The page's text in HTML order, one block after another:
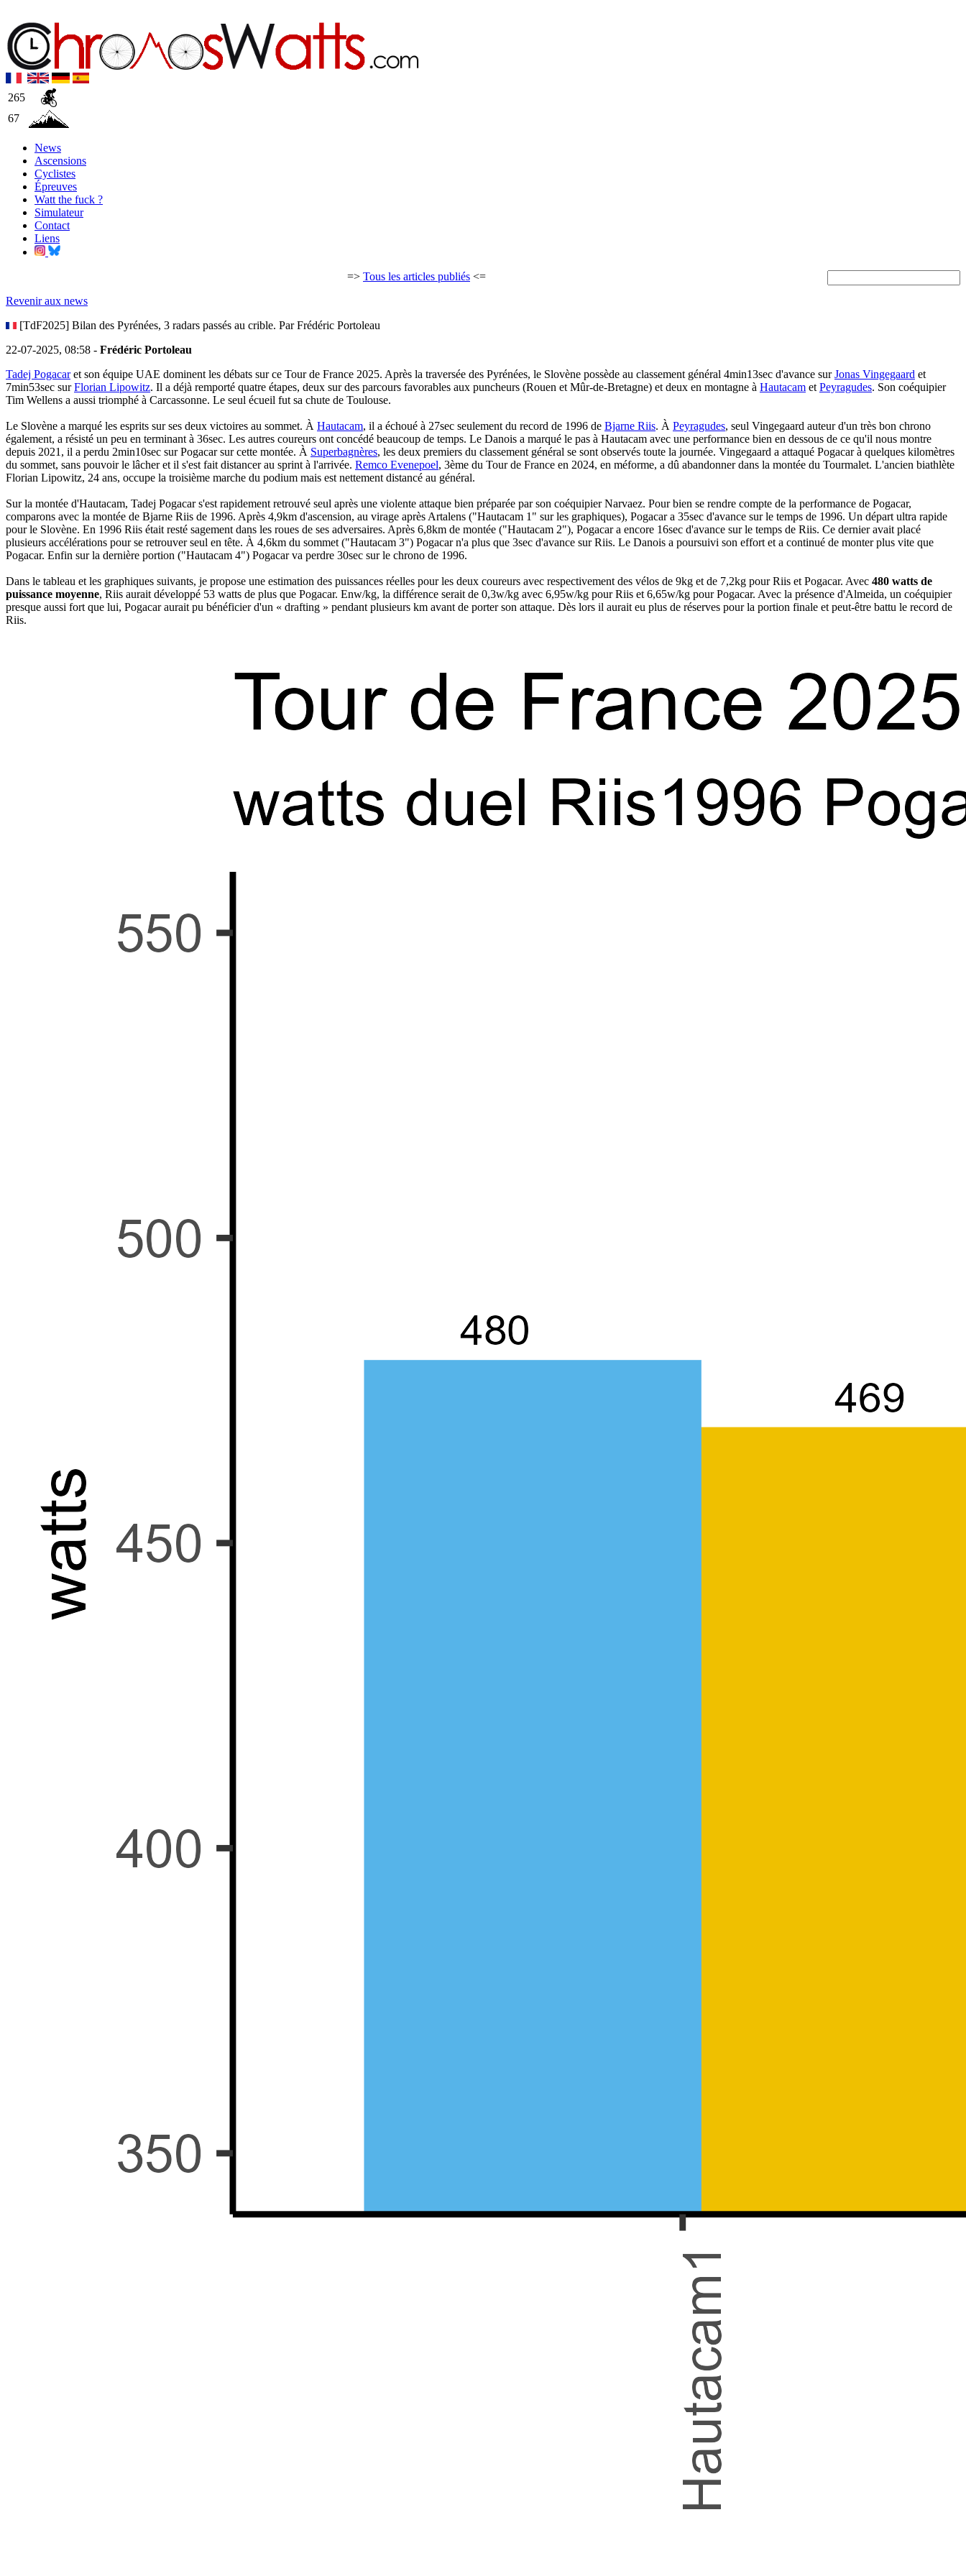
265
67
News
Ascensions
Cyclistes
Épreuves
Watt the fuck ?
Simulateur
Contact
Liens
=> Tous les articles publiés <=
Revenir aux news
[TdF2025] Bilan des Pyrénées, 3 radars passés au crible. Par Frédéric Portoleau
22-07-2025, 08:58 - Frédéric Portoleau
Tadej Pogacaret son équipe UAE dominent les débats sur ce Tour de France 2025. Après la traversée des Pyrénées, le Slovène possède au classement général 4min13sec d'avance surJonas Vingegaard et
7min53sec surFlorian Lipowitz. Il a déjà remporté quatre étapes, deux sur des parcours favorables aux puncheurs (Rouen et Mûr-de-Bretagne) et deux en montagne à Hautacam et Peyragudes. Son coéquipier
Tim Wellens a aussi triomphé à Carcassonne. Le seul écueil fut sa chute de Toulouse.
Le Slovène a marqué les esprits sur ses deux victoires au sommet. À Hautacam, il a échoué à 27sec seulement du record de 1996 de Bjarne Riis. À Peyragudes, seul Vingegaard auteur d'un très bon chrono
également, a résisté un peu en terminant à 36sec. Les autres coureurs ont concédé beaucoup de temps. Le Danois a marqué le pas à Hautacam avec une performance bien en dessous de ce qu'il nous montre
depuis 2021, il a perdu 2min10sec sur Pogacar sur cette montée. À Superbagnères, les deux premiers du classement général se sont observés toute la journée. Vingegaard a attaqué Pogacar à quelques kilomètres
du sommet, sans pouvoir le lâcher et il s'est fait distancer au sprint à l'arrivée. Remco Evenepoel, 3ème du Tour de France en 2024, en méforme, a dû abandonner dans la montée du Tourmalet. L'ancien biathlète
Florian Lipowitz, 24 ans, occupe la troisième marche du podium mais est nettement distancé au général.
Sur la montée d'Hautacam, Tadej Pogacar s'est rapidement retrouvé seul après une violente attaque bien préparée par son coéquipier Narvaez. Pour bien se rendre compte de la performance de Pogacar,
comparons avec la montée de Bjarne Riis de 1996. Après 4,9km d'ascension, au virage après Artalens ("Hautacam 1" sur les graphiques), Pogacar a 35sec d'avance sur le temps de 1996. Un départ ultra rapide
pour le Slovène. En 1996 Riis était resté sagement dans les roues de ses adversaires. Après 6,8km de montée ("Hautacam 2"), Pogacar a encore 16sec d'avance sur le temps de Riis. Ce dernier avait placé
plusieurs accélérations pour se retrouver seul en tête. À 4,6km du sommet ("Hautacam 3") Pogacar n'a plus que 3sec d'avance sur Riis. Le Danois a poursuivi son effort et a continué de monter plus vite que
Pogacar. Enfin sur la dernière portion ("Hautacam 4") Pogacar va perdre 30sec sur le chrono de 1996.
Dans le tableau et les graphiques suivants, je propose une estimation des puissances réelles pour les deux coureurs avec respectivement des vélos de 9kg et de 7,2kg pour Riis et Pogacar. Avec 480 watts de
puissance moyenne, Riis aurait développé 53 watts de plus que Pogacar. Enw/kg, la différence serait de 0,3w/kg avec 6,95w/kg pour Riis et 6,65w/kg pour Pogacar. Avec la présence d'Almeida, un coéquipier
presque aussi fort que lui, Pogacar aurait pu bénéficier d'un « drafting » pendant plusieurs km avant de porter son attaque. Dès lors il aurait eu plus de réserves pour la portion finale et peut-être battu le record de
Riis.